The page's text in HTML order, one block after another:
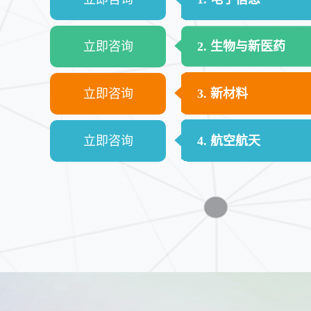
立即咨询 2. 生物与新医药
立即咨询 3. 新材料
立即咨询 4. 航空航天